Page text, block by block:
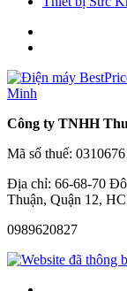
Công ty TNHH
Mã số thuế:
Địa chỉ: 66-68-70
Thuận, Quận 12,
0989620827